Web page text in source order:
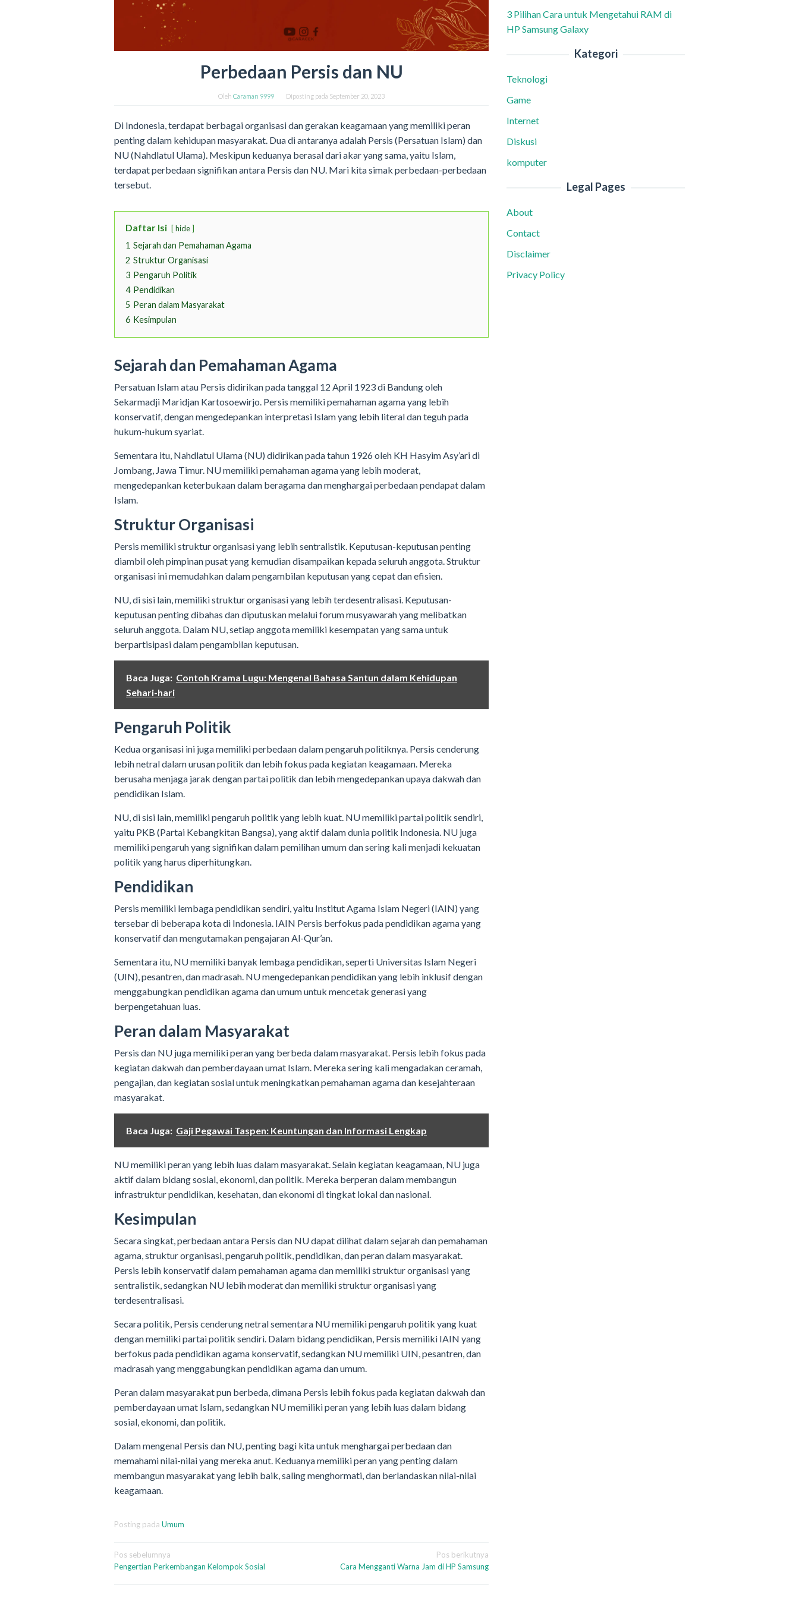
Perbedaan Persis dan NU
Oleh Caraman 9999 Diposting pada September 20, 2023
Di Indonesia, terdapat berbagai organisasi dan gerakan keagamaan yang memiliki peran
penting dalam kehidupan masyarakat. Dua di antaranya adalah Persis (Persatuan Islam) dan
NU (Nahdlatul Ulama). Meskipun keduanya berasal dari akar yang sama, yaitu Islam,
terdapat perbedaan signifikan antara Persis dan NU. Mari kita simak perbedaan-perbedaan
tersebut.
Daftar Isi hide
1 Sejarah dan Pemahaman Agama
2 Struktur Organisasi
3 Pengaruh Politik
4 Pendidikan
5 Peran dalam Masyarakat
6 Kesimpulan
Sejarah dan Pemahaman Agama
Persatuan Islam atau Persis didirikan pada tanggal 12 April 1923 di Bandung oleh
Sekarmadji Maridjan Kartosoewirjo. Persis memiliki pemahaman agama yang lebih
konservatif, dengan mengedepankan interpretasi Islam yang lebih literal dan teguh pada
hukum-hukum syariat.
Sementara itu, Nahdlatul Ulama (NU) didirikan pada tahun 1926 oleh KH Hasyim Asy’ari di
Jombang, Jawa Timur. NU memiliki pemahaman agama yang lebih moderat,
mengedepankan keterbukaan dalam beragama dan menghargai perbedaan pendapat dalam
Islam.
Struktur Organisasi
Persis memiliki struktur organisasi yang lebih sentralistik. Keputusan-keputusan penting
diambil oleh pimpinan pusat yang kemudian disampaikan kepada seluruh anggota. Struktur
organisasi ini memudahkan dalam pengambilan keputusan yang cepat dan efisien.
NU, di sisi lain, memiliki struktur organisasi yang lebih terdesentralisasi. Keputusan-
keputusan penting dibahas dan diputuskan melalui forum musyawarah yang melibatkan
seluruh anggota. Dalam NU, setiap anggota memiliki kesempatan yang sama untuk
berpartisipasi dalam pengambilan keputusan.
Baca Juga: Contoh Krama Lugu: Mengenal Bahasa Santun dalam Kehidupan
Sehari-hari
Pengaruh Politik
Kedua organisasi ini juga memiliki perbedaan dalam pengaruh politiknya. Persis cenderung
lebih netral dalam urusan politik dan lebih fokus pada kegiatan keagamaan. Mereka
berusaha menjaga jarak dengan partai politik dan lebih mengedepankan upaya dakwah dan
pendidikan Islam.
NU, di sisi lain, memiliki pengaruh politik yang lebih kuat. NU memiliki partai politik sendiri,
yaitu PKB (Partai Kebangkitan Bangsa), yang aktif dalam dunia politik Indonesia. NU juga
memiliki pengaruh yang signifikan dalam pemilihan umum dan sering kali menjadi kekuatan
politik yang harus diperhitungkan.
Pendidikan
Persis memiliki lembaga pendidikan sendiri, yaitu Institut Agama Islam Negeri (IAIN) yang
tersebar di beberapa kota di Indonesia. IAIN Persis berfokus pada pendidikan agama yang
konservatif dan mengutamakan pengajaran Al-Qur’an.
Sementara itu, NU memiliki banyak lembaga pendidikan, seperti Universitas Islam Negeri
(UIN), pesantren, dan madrasah. NU mengedepankan pendidikan yang lebih inklusif dengan
menggabungkan pendidikan agama dan umum untuk mencetak generasi yang
berpengetahuan luas.
Peran dalam Masyarakat
Persis dan NU juga memiliki peran yang berbeda dalam masyarakat. Persis lebih fokus pada
kegiatan dakwah dan pemberdayaan umat Islam. Mereka sering kali mengadakan ceramah,
pengajian, dan kegiatan sosial untuk meningkatkan pemahaman agama dan kesejahteraan
masyarakat.
Baca Juga: Gaji Pegawai Taspen: Keuntungan dan Informasi Lengkap
NU memiliki peran yang lebih luas dalam masyarakat. Selain kegiatan keagamaan, NU juga
aktif dalam bidang sosial, ekonomi, dan politik. Mereka berperan dalam membangun
infrastruktur pendidikan, kesehatan, dan ekonomi di tingkat lokal dan nasional.
Kesimpulan
Secara singkat, perbedaan antara Persis dan NU dapat dilihat dalam sejarah dan pemahaman
agama, struktur organisasi, pengaruh politik, pendidikan, dan peran dalam masyarakat.
Persis lebih konservatif dalam pemahaman agama dan memiliki struktur organisasi yang
sentralistik, sedangkan NU lebih moderat dan memiliki struktur organisasi yang
terdesentralisasi.
Secara politik, Persis cenderung netral sementara NU memiliki pengaruh politik yang kuat
dengan memiliki partai politik sendiri. Dalam bidang pendidikan, Persis memiliki IAIN yang
berfokus pada pendidikan agama konservatif, sedangkan NU memiliki UIN, pesantren, dan
madrasah yang menggabungkan pendidikan agama dan umum.
Peran dalam masyarakat pun berbeda, dimana Persis lebih fokus pada kegiatan dakwah dan
pemberdayaan umat Islam, sedangkan NU memiliki peran yang lebih luas dalam bidang
sosial, ekonomi, dan politik.
Dalam mengenal Persis dan NU, penting bagi kita untuk menghargai perbedaan dan
memahami nilai-nilai yang mereka anut. Keduanya memiliki peran yang penting dalam
membangun masyarakat yang lebih baik, saling menghormati, dan berlandaskan nilai-nilai
keagamaan.
Posting pada Umum
Navigasi
pos
Pos sebelumnya
Pengertian Perkembangan Kelompok Sosial
Pos berikutnya
Cara Mengganti Warna Jam di HP Samsung
3 Pilihan Cara untuk Mengetahui RAM di
HP Samsung Galaxy
Kategori
Teknologi
Game
Internet
Diskusi
komputer
Legal Pages
About
Contact
Disclaimer
Privacy Policy